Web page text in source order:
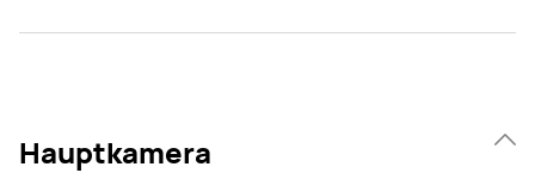
Hauptkamera